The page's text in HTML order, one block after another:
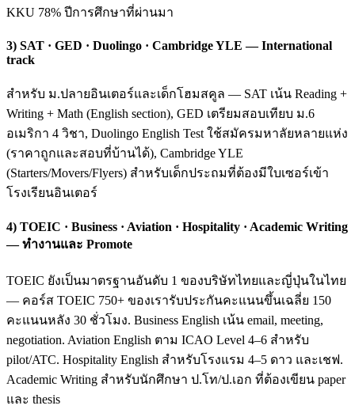
KKU 78% ปีการศึกษาที่ผ่านมา
3) SAT · GED · Duolingo · Cambridge YLE — International
track
สำหรับ ม.ปลายอินเตอร์และเด็กโฮมสคูล — SAT เน้น Reading +
Writing + Math (English section), GED เตรียมสอบเทียบ ม.6
อเมริกา 4 วิชา, Duolingo English Test ใช้สมัครมหาลัยหลายแห่ง
(ราคาถูกและสอบที่บ้านได้), Cambridge YLE
(Starters/Movers/Flyers) สำหรับเด็กประถมที่ต้องมีใบเซอร์เข้า
โรงเรียนอินเตอร์
4) TOEIC · Business · Aviation · Hospitality · Academic Writing
— ทำงานและ Promote
TOEIC ยังเป็นมาตรฐานอันดับ 1 ของบริษัทไทยและญี่ปุ่นในไทย
— คอร์ส TOEIC 750+ ของเรารับประกันคะแนนขึ้นเฉลี่ย 150
คะแนนหลัง 30 ชั่วโมง. Business English เน้น email, meeting,
negotiation. Aviation English ตาม ICAO Level 4–6 สำหรับ
pilot/ATC. Hospitality English สำหรับโรงแรม 4–5 ดาว และเชฟ.
Academic Writing สำหรับนักศึกษา ป.โท/ป.เอก ที่ต้องเขียน paper
และ thesis